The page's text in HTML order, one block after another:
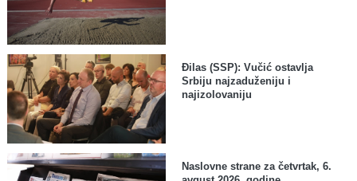
Đilas (SSP): Vučić ostavlja
Srbiju najzaduženiju i
najizolovaniju
Naslovne strane za četvrtak, 6.